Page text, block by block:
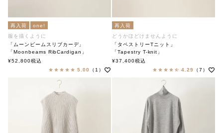
再入荷
one!
服を描くように
「ムーンビームスリブカーデ」
「Moonbeams RibCardigan」
soutiencollar（ステンカラー）
¥52,800税込
5.00
（1）
再入荷
どうかほどけませんように
「タペストリーTニット」
「Tapestry T-knit」
soutiencollar（ステンカラー）
¥37,400税込
4.29
（7）